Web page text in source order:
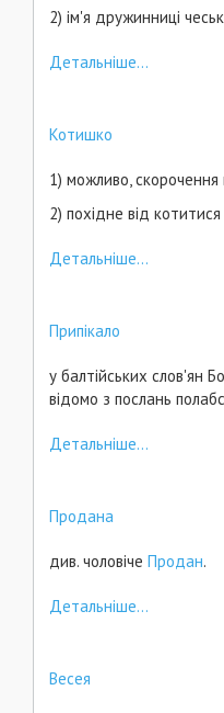
2) ім'я дружинниці
Детальніше...
Котишко
1) можливо, скорочення
2) похідне від
Детальніше...
Припікало
у балтійських слов'ян
відомо з послань
Детальніше...
Продана
див. чоловіче Продан.
Детальніше...
Весея